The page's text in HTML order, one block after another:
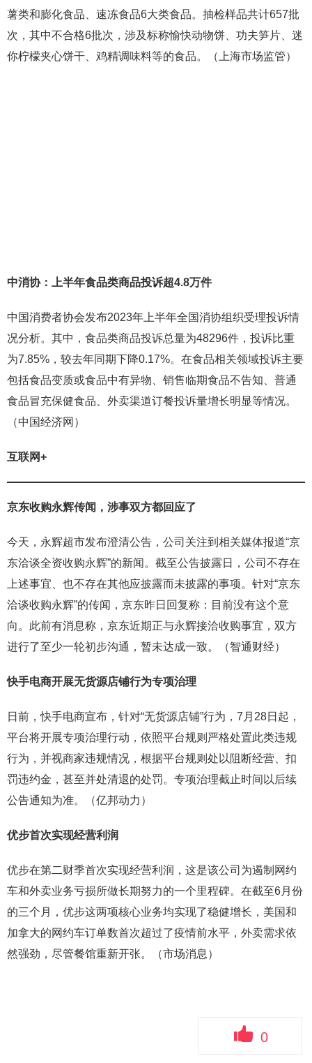
薯类和膨化食品、速冻食品6大类食品。抽检样品共计657批
次，其中不合格6批次，涉及标称愉快动物饼、功夫笋片、迷
你柠檬夹心饼干、鸡精调味料等的食品。（上海市场监管）
中消协：上半年食品类商品投诉超4.8万件
中国消费者协会发布2023年上半年全国消协组织受理投诉情
况分析。其中，食品类商品投诉总量为48296件，投诉比重
为7.85%，较去年同期下降0.17%。在食品相关领域投诉主要
包括食品变质或食品中有异物、销售临期食品不告知、普通
食品冒充保健食品、外卖渠道订餐投诉量增长明显等情况。
（中国经济网）
互联网+
京东收购永辉传闻，涉事双方都回应了
今天，永辉超市发布澄清公告，公司关注到相关媒体报道“京
东洽谈全资收购永辉”的新闻。截至公告披露日，公司不存在
上述事宜、也不存在其他应披露而未披露的事项。针对“京东
洽谈收购永辉”的传闻，京东昨日回复称：目前没有这个意
向。此前有消息称，京东近期正与永辉接洽收购事宜，双方
进行了至少一轮初步沟通，暂未达成一致。（智通财经）
快手电商开展无货源店铺行为专项治理
日前，快手电商宣布，针对“无货源店铺”行为，7月28日起，
平台将开展专项治理行动，依照平台规则严格处置此类违规
行为，并视商家违规情况，根据平台规则处以阻断经营、扣
罚违约金，甚至并处清退的处罚。专项治理截止时间以后续
公告通知为准。（亿邦动力）
优步首次实现经营利润
优步在第二财季首次实现经营利润，这是该公司为遏制网约
车和外卖业务亏损所做长期努力的一个里程碑。在截至6月份
的三个月，优步这两项核心业务均实现了稳健增长，美国和
加拿大的网约车订单数首次超过了疫情前水平，外卖需求依
然强劲，尽管餐馆重新开张。（市场消息）
0